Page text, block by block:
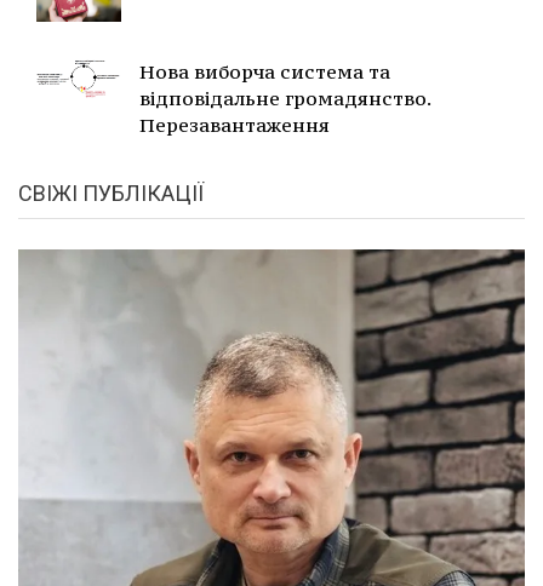
Нова виборча система та
відповідальне громадянство.
Перезавантаження
СВІЖІ ПУБЛІКАЦІЇ